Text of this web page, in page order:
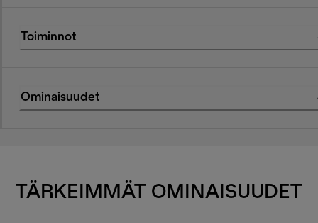
Toiminnot
Ominaisuudet
TÄRKEIMMÄT OMINAISUUDET